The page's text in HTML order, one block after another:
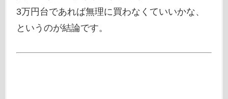
3万円台であれば無理に買わなくていいかな、
というのが結論です。